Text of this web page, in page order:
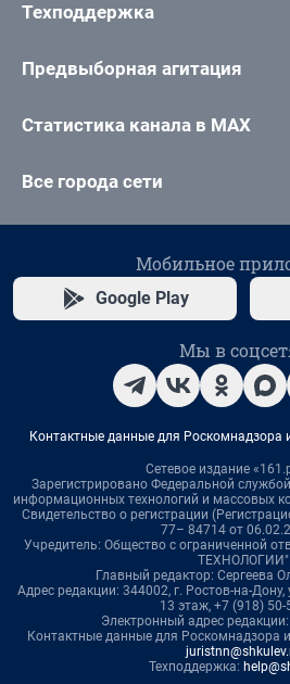
Техподдержка
Предвыборная агитация
Статистика канала в MAX
Все города сети
Мобильное
Google Play
Мы в
Контактные данные для Роскомнадзора
Сетевое издание
Зарегистрировано Федеральной
информационных технологий и массовых
Свидетельство о регистрации
77– 84714 от
Учредитель: Общество с ограниченной
ТЕХНОЛОГИИ"
Главный редактор: Сергеева
Адрес редакции: 344002, г. Ростов-на-
13 этаж, +7 (918) 50-
Электронный адрес редакции:
Контактные данные для Роскомнадзора
Техподдержка: